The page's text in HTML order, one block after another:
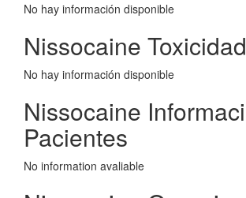
No hay información disponible
Nissocaine Toxicidad
No hay información disponible
Nissocaine
Pacientes
No information avaliable